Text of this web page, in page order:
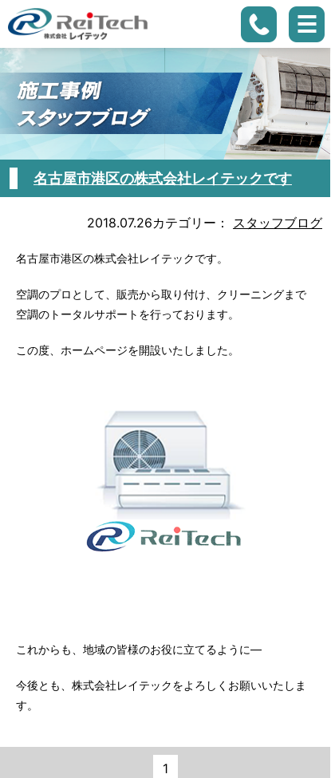
名古屋市港区の株式会社レイテックです
2018.07.26カテゴリー： スタッフブログ
名古屋市港区の株式会社レイテックです。
空調のプロとして、販売から取り付け、クリーニングまで
空調のトータルサポートを行っております。
この度、ホームページを開設いたしました。
これからも、地域の皆様のお役に立てるように―
今後とも、株式会社レイテックをよろしくお願いいたしま
す。
1